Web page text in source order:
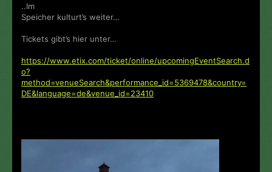
..Im
Speicher kulturt’s weiter…
Tickets gibt’s hier unter…
https://www.etix.com/ticket/online/upcomingEventSearch.d
o?
method=venueSearch&performance_id=5369478&country=
DE&language=de&venue_id=23410